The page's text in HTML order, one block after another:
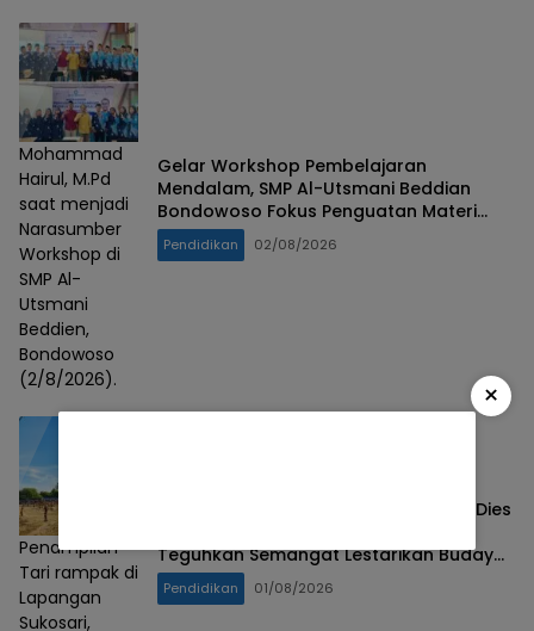
Mohammad
Hairul, M.Pd
saat menjadi
Narasumber
Workshop di
SMP Al-
Utsmani
Beddien,
Bondowoso
(2/8/2026).
Gelar Workshop Pembelajaran
Mendalam, SMP Al-Utsmani Beddian
Bondowoso Fokus Penguatan Materi
Esensial
Pendidikan 02/08/2026
Penampilan
Tari rampak di
Lapangan
Sukosari,
SDN Sukosari 1 Bondowoso Rayakan Dies
Teguhkan Semangat Lestarikan Budaya
Nusantara
Pendidikan 01/08/2026
×